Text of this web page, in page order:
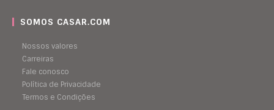
SOMOS CASAR.COM
Nossos valores
Carreiras
Fale conosco
Política de Privacidade
Termos e Condições